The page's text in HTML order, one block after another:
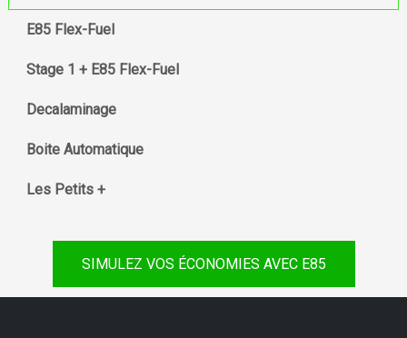
E85 Flex-Fuel
Stage 1 + E85 Flex-Fuel
Decalaminage
Boite Automatique
Les Petits +
SIMULEZ VOS ÉCONOMIES AVEC E85